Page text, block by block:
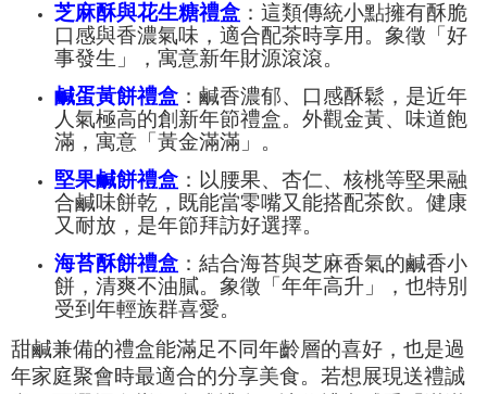
芝麻酥與花生糖禮盒 ：這類傳統小點擁有酥脆
口感與香濃氣味，適合配茶時享用。象徵「好
事發生」，寓意新年財源滾滾。
鹹蛋黃餅禮盒 ：鹹香濃郁、口感酥鬆，是近年
人氣極高的創新年節禮盒。外觀金黃、味道飽
滿，寓意「黃金滿滿」。
堅果鹹餅禮盒 ：以腰果、杏仁、核桃等堅果融
合鹹味餅乾，既能當零嘴又能搭配茶飲。健康
又耐放，是年節拜訪好選擇。
海苔酥餅禮盒 ：結合海苔與芝麻香氣的鹹香小
餅，清爽不油膩。象徵「年年高升」，也特別
受到年輕族群喜愛。
甜鹹兼備的禮盒能滿足不同年齡層的喜好，也是過
年家庭聚會時最適合的分享美食。若想展現送禮誠